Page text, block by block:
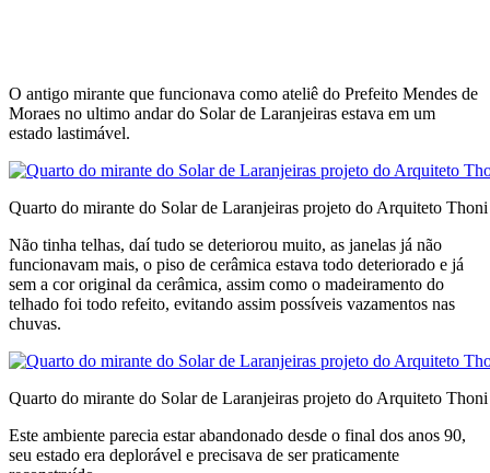
O antigo mirante que funcionava como ateliê do Prefeito Mendes de
Moraes no ultimo andar do Solar de Laranjeiras estava em um
estado lastimável.
Quarto do mirante do Solar de Laranjeiras projeto do Arquiteto
Não tinha telhas, daí tudo se deteriorou muito, as janelas já não
funcionavam mais, o piso de cerâmica estava todo deteriorado e já
sem a cor original da cerâmica, assim como o madeiramento do
telhado foi todo refeito, evitando assim possíveis vazamentos nas
chuvas.
Quarto do mirante do Solar de Laranjeiras projeto do Arquiteto
Este ambiente parecia estar abandonado desde o final dos anos 90,
seu estado era deplorável e precisava de ser praticamente